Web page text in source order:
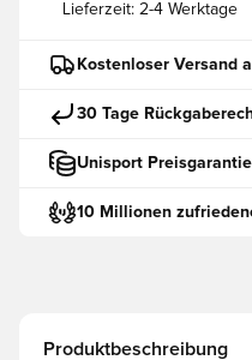
Lieferzeit: 2-4 Werktage
Kostenloser Versand
30 Tage
Unisport Preisgarantie
10 Millionen
Produktbeschreibung